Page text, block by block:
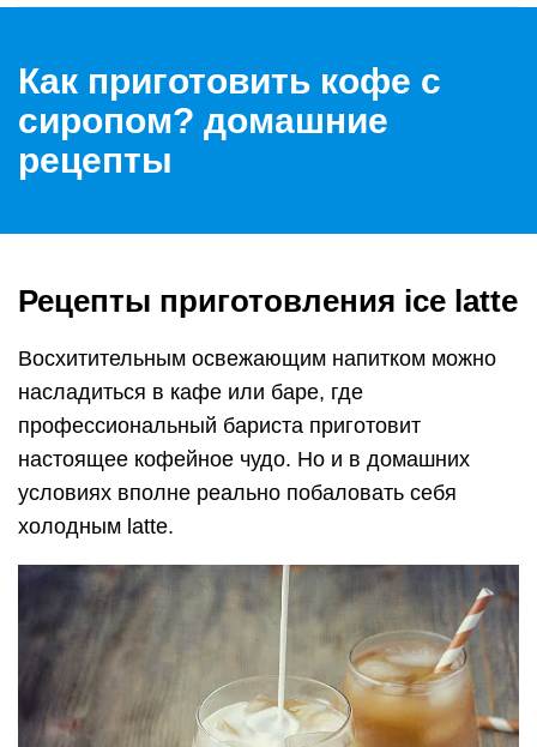
Как приготовить кофе с
сиропом? домашние
рецепты
Рецепты приготовления ice latte
Восхитительным освежающим напитком можно
насладиться в кафе или баре, где
профессиональный бариста приготовит
настоящее кофейное чудо. Но и в домашних
условиях вполне реально побаловать себя
холодным latte.